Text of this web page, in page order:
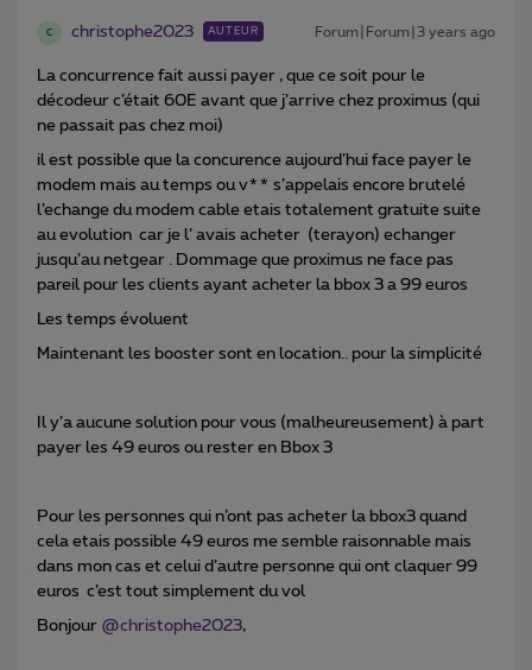
C christophe2023 AUTEUR Forum|Forum|3 years ago
La concurrence fait aussi payer , que ce soit pour le
décodeur c’était 60E avant que j’arrive chez proximus (qui
ne passait pas chez moi)
il est possible que la concurence aujourd’hui face payer le
modem mais au temps ou v** s’appelais encore brutelé
l’echange du modem cable etais totalement gratuite suite
au evolution car je l’ avais acheter (terayon) echanger
jusqu’au netgear . Dommage que proximus ne face pas
pareil pour les clients ayant acheter la bbox 3 a 99 euros
Les temps évoluent
Maintenant les booster sont en location.. pour la simplicité
Il y’a aucune solution pour vous (malheureusement) à part
payer les 49 euros ou rester en Bbox 3
Pour les personnes qui n’ont pas acheter la bbox3 quand
cela etais possible 49 euros me semble raisonnable mais
dans mon cas et celui d’autre personne qui ont claquer 99
euros c’est tout simplement du vol
Bonjour @christophe2023,